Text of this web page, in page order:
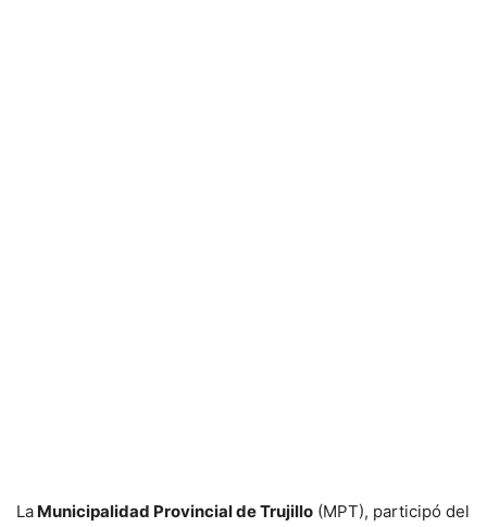
La Municipalidad Provincial de Trujillo (MPT), participó del